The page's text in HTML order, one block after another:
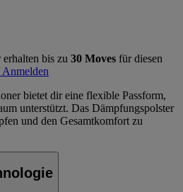
bis zu 30 Moves für diesen
Anmelden
bietet dir eine flexible Passform,
unterstützt. Das Dämpfungspolster
und den Gesamtkomfort zu